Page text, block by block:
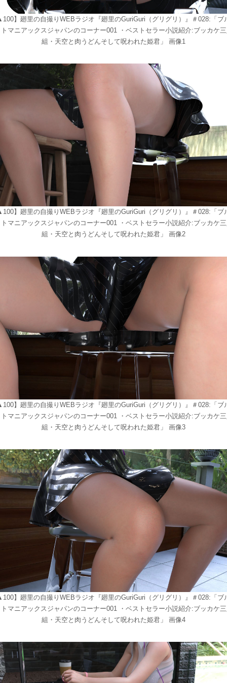
】廻里の自撮りWEBラジオ『廻里のGuriGuri（グリグリ）』＃028:「ブ
マニアックスジャパンのコーナー001 ・ベストセラー小説紹介:ブッカケ
組・天空と肉うどんそして呪われた姫君」 画像1
】廻里の自撮りWEBラジオ『廻里のGuriGuri（グリグリ）』＃028:「ブ
マニアックスジャパンのコーナー001 ・ベストセラー小説紹介:ブッカケ
組・天空と肉うどんそして呪われた姫君」 画像2
】廻里の自撮りWEBラジオ『廻里のGuriGuri（グリグリ）』＃028:「ブ
マニアックスジャパンのコーナー001 ・ベストセラー小説紹介:ブッカケ
組・天空と肉うどんそして呪われた姫君」 画像3
】廻里の自撮りWEBラジオ『廻里のGuriGuri（グリグリ）』＃028:「ブ
マニアックスジャパンのコーナー001 ・ベストセラー小説紹介:ブッカケ
組・天空と肉うどんそして呪われた姫君」 画像4